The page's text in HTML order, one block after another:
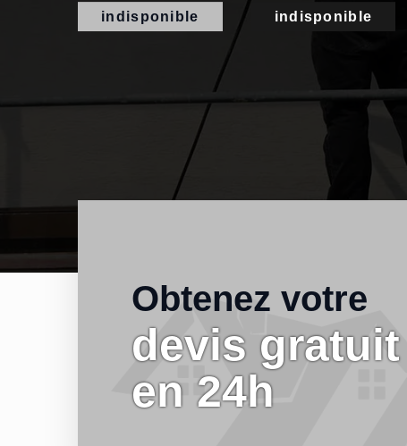
indisponible indisponible
Obtenez votre
devis gratuit
en 24h